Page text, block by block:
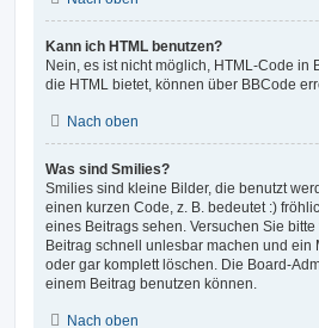
Kann ich HTML benutzen?
Nein, es ist nicht möglich, HTML-Code
die HTML bietet, können über BBCode
Nach oben
Was sind Smilies?
Smilies sind kleine Bilder, die benutzt
einen kurzen Code, z. B. bedeutet :)
eines Beitrags sehen. Versuchen Sie
Beitrag schnell unlesbar machen und
oder gar komplett löschen. Die Board-
einem Beitrag benutzen können.
Nach oben